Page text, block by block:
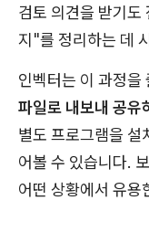
검토 의견을 받기도
지"를 정리하는 데
인벡터는 이 과정을
파일로 내보내 공유
별도 프로그램을 설
어볼 수 있습니다.
어떤 상황에서 유용